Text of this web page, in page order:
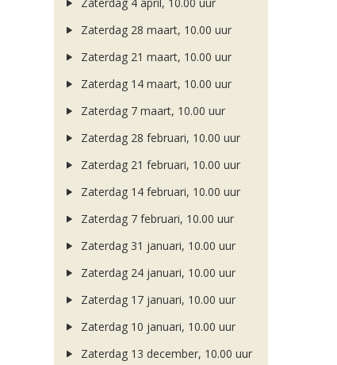
Zaterdag 28 maart, 10.00 uur
Zaterdag 21 maart, 10.00 uur
Zaterdag 14 maart, 10.00 uur
Zaterdag 7 maart, 10.00 uur
Zaterdag 28 februari, 10.00 uur
Zaterdag 21 februari, 10.00 uur
Zaterdag 14 februari, 10.00 uur
Zaterdag 7 februari, 10.00 uur
Zaterdag 31 januari, 10.00 uur
Zaterdag 24 januari, 10.00 uur
Zaterdag 17 januari, 10.00 uur
Zaterdag 10 januari, 10.00 uur
Zaterdag 13 december, 10.00 uur